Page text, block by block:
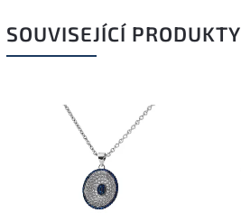
SOUVISEJÍCÍ PRODUKTY